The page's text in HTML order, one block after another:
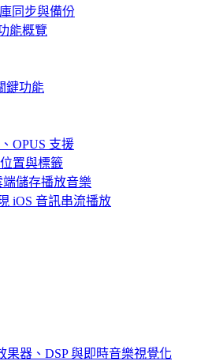
庫同步與備份
能概覽
鍵功能
OPUS 支援
置與標籤
端儲存播放音樂
iOS 音訊串流播放
果器、DSP 與即時音樂視覺化